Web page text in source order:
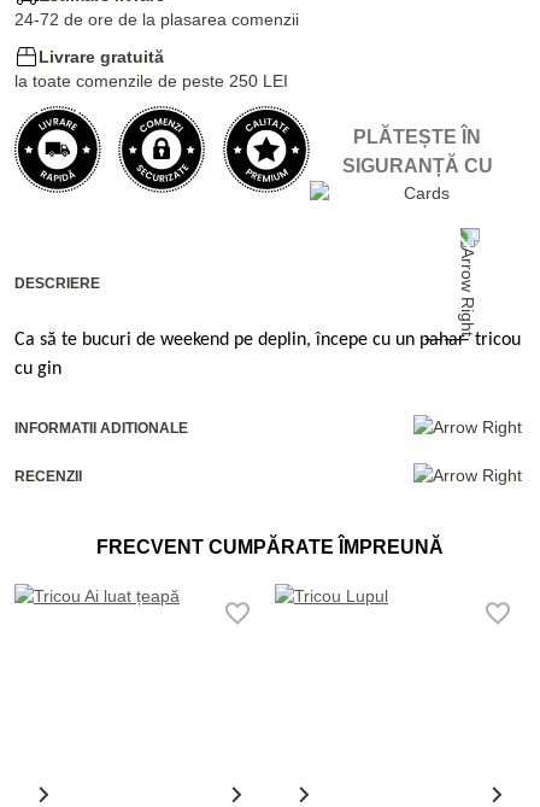
24-72 de ore de la plasarea comenzii
Livrare gratuită
la toate comenzile de peste 250 LEI
PLĂTEȘTE ÎN
SIGURANȚĂ CU
DESCRIERE
Ca să te bucuri de weekend pe deplin, începe cu un p̶a̶h̶a̶r̶tricou
cu gin
INFORMATII ADITIONALE
RECENZII
FRECVENT CUMPĂRATE ÎMPREUNĂ